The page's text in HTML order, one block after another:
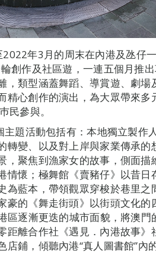
年3月的周末在內港及氹仔
創作及社區遊，一連五個月推
，類型涵蓋舞蹈、導賞遊、劇
精心創作的演出，為大眾帶來
民參與。
主題活動包括有：本地獨立製作
轉變、以及對上岸與家業傳承的
，聚焦到漁家女的故事，側面描
情懷；極舞館《賣豬仔》以昔日
為藍本，帶領觀眾穿梭於巷里之
豪的《舞走街頭》以街頭文化的
區逐漸更迭的城市面貌，將澳
距離合作社《遇見．內港故事》
店鋪，傾聽內港“真人圖書館”內